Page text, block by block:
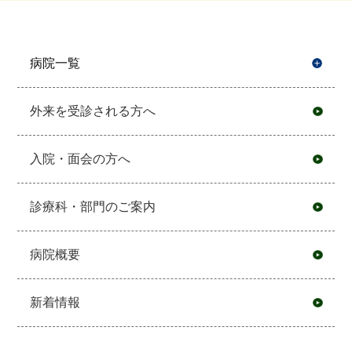
病院一覧
外来を受診される方へ
入院・面会の方へ
診療科・部門のご案内
病院概要
新着情報